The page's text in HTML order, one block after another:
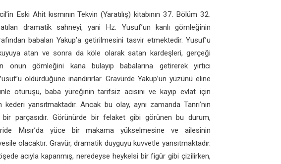
Eski Ahit kısmının Tekvin (Yaratılış) kitabının 37. Bölüm 32.
dramatik sahneyi, yani Hz. Yusuf’un kanlı gömleğinin
babaları Yakup’a getirilmesini tasvir etmektedir. Yusuf’u
kuyuya atan ve sonra da köle olarak satan kardeşleri, gerçeği
onun gömleğini kana bulayıp babalarına getirerek yırtıcı
öldürdüğüne inandırırlar. Gravürde Yakup’un yüzünü eline
oturuşu, baba yüreğinin tarifsiz acısını ve kayıp evlat için
kederi yansıtmaktadır. Ancak bu olay, aynı zamanda Tanrı’nın
bir parçasıdır. Görünürde bir felaket gibi görünen bu durum,
Mısır’da yüce bir makama yükselmesine ve ailesinin
olacaktır. Gravür, dramatik duyguyu kuvvetle yansıtmaktadır.
acıyla kapanmış, neredeyse heykelsi bir figür gibi çizilirken,